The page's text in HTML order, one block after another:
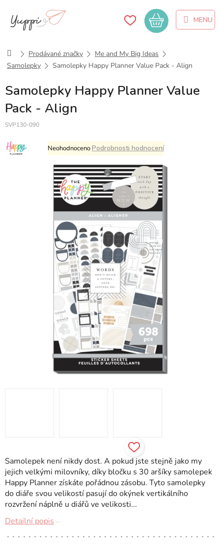
obsah
Nákupní
košík
DomůProdávané značky
Me and My Big Ideas
Samolepky
Samolepky Happy Planner Value Pack - Align
Samolepky Happy Planner Value
Pack - Align
SVP130-090
Průměrné
hodnocení
produktu
0,0
hvězdiček.
NeohodnocenoPodrobnosti hodnocení
Samolepek není nikdy dost. A pokud jste stejně jako my
jejich velkými milovníky, díky bločku s 30 aršíky samolepek
Happy Planner získáte pořádnou zásobu. Tyto samolepky
do diáře svou velikostí pasují do okýnek vertikálního
rozvržení náplně u diářů ve velikosti...
Detailní popis